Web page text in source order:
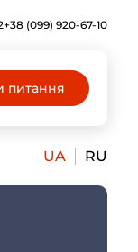
+38 (099) 920-67-10
питання
UA RU